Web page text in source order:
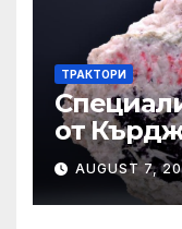
ТРАКТОРИ
от
нови с
цяла
AUGUST 7,